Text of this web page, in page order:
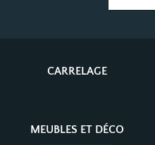
CARRELAGE
MEUBLES ET DÉCO